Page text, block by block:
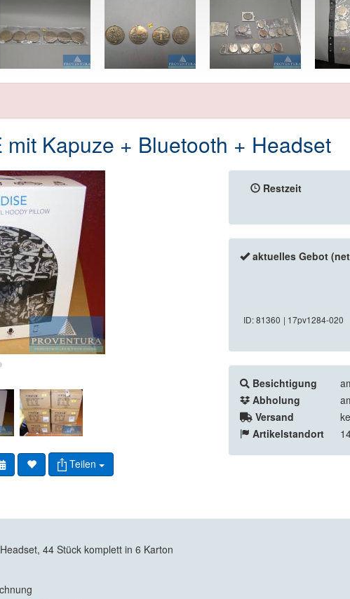
Kapuze + Bluetooth + Headset
Teilen
Restzeit
aktuelles Gebot
ID: 81360 | 17pv1284-020
Besichtigung
Abholung
Versand
Artikelstandort
44 Stück komplett in 6 Karton